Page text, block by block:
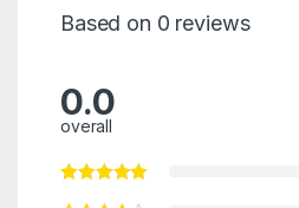
Based on 0 reviews
0.0
overall